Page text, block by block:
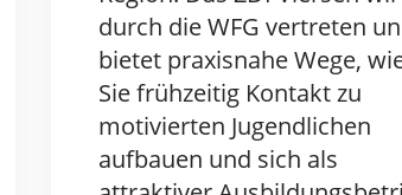
durch die WFG vertreten
bietet praxisnahe Wege,
Sie frühzeitig Kontakt zu
motivierten Jugendlichen
aufbauen und sich als